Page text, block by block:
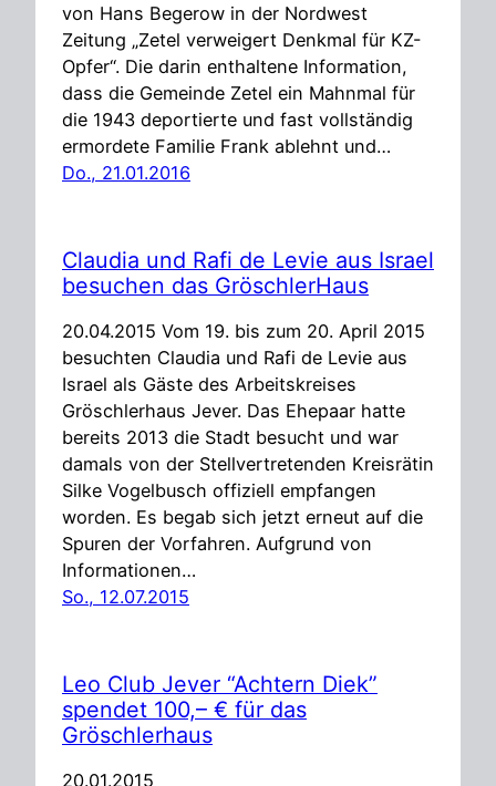
von Hans Begerow in der Nordwest
Zeitung „Zetel verweigert Denkmal für KZ-
Opfer“. Die darin enthaltene Information,
dass die Gemeinde Zetel ein Mahnmal für
die 1943 deportierte und fast vollständig
ermordete Familie Frank ablehnt und…
Do., 21.01.2016
Claudia und Rafi de Levie aus Israel
besuchen das GröschlerHaus
20.04.2015 Vom 19. bis zum 20. April 2015
besuchten Claudia und Rafi de Levie aus
Israel als Gäste des Arbeitskreises
Gröschlerhaus Jever. Das Ehepaar hatte
bereits 2013 die Stadt besucht und war
damals von der Stellvertretenden Kreisrätin
Silke Vogelbusch offiziell empfangen
worden. Es begab sich jetzt erneut auf die
Spuren der Vorfahren. Aufgrund von
Informationen…
So., 12.07.2015
Leo Club Jever “Achtern Diek”
spendet 100,– € für das
Gröschlerhaus
20.01.2015